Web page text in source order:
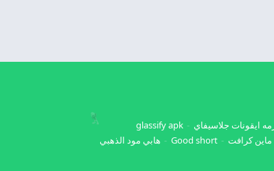
ايقونات جلاسيفاي
glassify apk
ماين كرافت Good short
هابي مود الذهبي